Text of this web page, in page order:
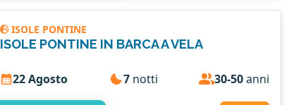
ISOLE PONTINE
ISOLE PONTINE IN BARCA A VELA
22 Agosto 7notti 30-50anni